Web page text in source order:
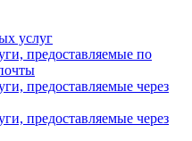
услуг
предоставляемые по
предоставляемые через
предоставляемые через